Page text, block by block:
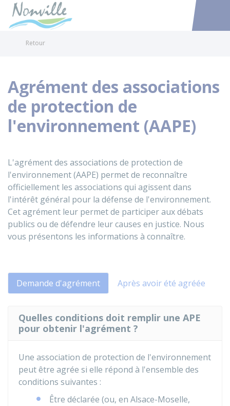
Accéder
Retour
Agrément des associations
de protection de
l'environnement (AAPE)
L'agrément des associations de protection de
l'environnement (AAPE) permet de reconnaître
officiellement les associations qui agissent dans
l'intérêt général pour la défense de l'environnement.
Cet agrément leur permet de participer aux débats
publics ou de défendre leur causes en justice. Nous
vous présentons les informations à connaître.
Demande d'agrément Après avoir été agréée
Quelles conditions doit remplir une APE
pour obtenir l'agrément ?
Une association de protection de l'environnement
peut être agrée si elle répond à l'ensemble des
conditions suivantes :
Être déclarée (ou, en Alsace-Moselle,